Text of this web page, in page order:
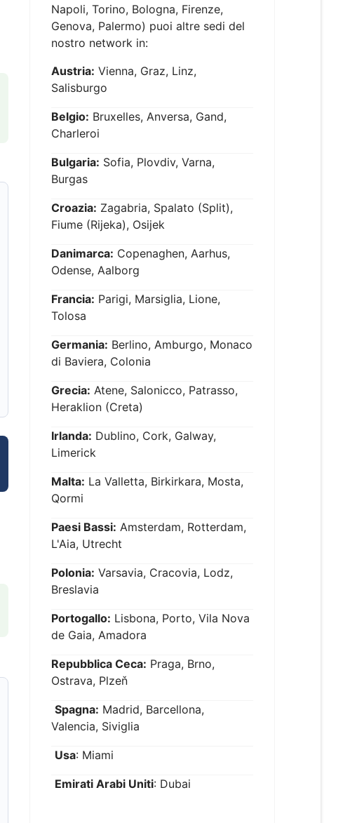
Napoli, Torino, Bologna, Firenze,
Genova, Palermo) puoi altre sedi del
nostro network in:
Austria: Vienna, Graz, Linz,
Salisburgo
Belgio: Bruxelles, Anversa, Gand,
Charleroi
Bulgaria: Sofia, Plovdiv, Varna,
Burgas
Croazia: Zagabria, Spalato (Split),
Fiume (Rijeka), Osijek
Danimarca: Copenaghen, Aarhus,
Odense, Aalborg
Francia: Parigi, Marsiglia, Lione,
Tolosa
Germania: Berlino, Amburgo, Monaco
di Baviera, Colonia
Grecia: Atene, Salonicco, Patrasso,
Heraklion (Creta)
Irlanda: Dublino, Cork, Galway,
Limerick
Malta: La Valletta, Birkirkara, Mosta,
Qormi
Paesi Bassi: Amsterdam, Rotterdam,
L'Aia, Utrecht
Polonia: Varsavia, Cracovia, Lodz,
Breslavia
Portogallo: Lisbona, Porto, Vila Nova
de Gaia, Amadora
Repubblica Ceca: Praga, Brno,
Ostrava, Plzeň
Spagna: Madrid, Barcellona,
Valencia, Siviglia
Usa: Miami
Emirati Arabi Uniti: Dubai